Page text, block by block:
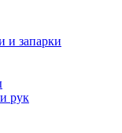
и запарки
рук